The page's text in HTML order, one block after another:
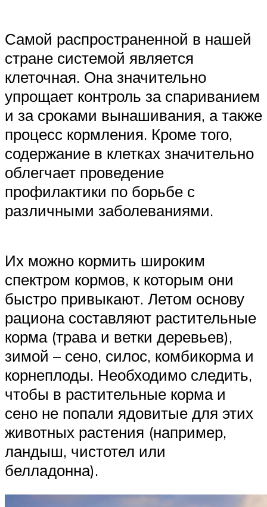
Самой распространенной в нашей
стране системой является
клеточная. Она значительно
упрощает контроль за спариванием
и за сроками вынашивания, а также
процесс кормления. Кроме того,
содержание в клетках значительно
облегчает проведение
профилактики по борьбе с
различными заболеваниями.
Их можно кормить широким
спектром кормов, к которым они
быстро привыкают. Летом основу
рациона составляют растительные
корма (трава и ветки деревьев),
зимой – сено, силос, комбикорма и
корнеплоды. Необходимо следить,
чтобы в растительные корма и
сено не попали ядовитые для этих
животных растения (например,
ландыш, чистотел или
белладонна).